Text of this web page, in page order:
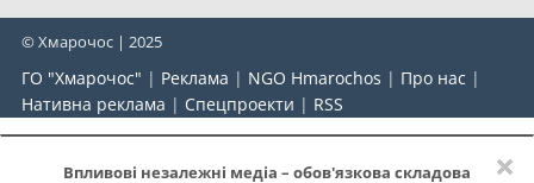
×
Впливові незалежні медіа – обов'язкова складова
© Хмарочос | 2025
ГО "Хмарочос" | Реклама | NGO Hmarochos | Про нас |
Нативна реклама | Спецпроекти | RSS